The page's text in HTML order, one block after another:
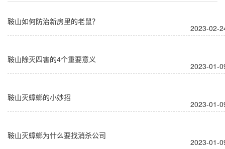
鞍山如何防治新房里的老鼠？
2023-02-
鞍山除灭四害的4个重要意义
2023-01-
鞍山灭蟑螂的小妙招
2023-01-
鞍山灭蟑螂为什么要找消杀公司
2023-01-